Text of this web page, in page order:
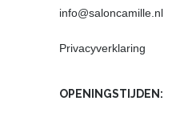
info@saloncamille.nl
Privacyverklaring
OPENINGSTIJDEN: